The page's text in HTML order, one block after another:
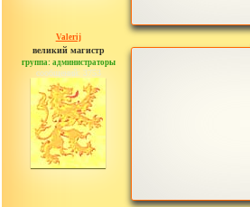
Valerij
великий магистр
группа: администраторы
сообщений: 3753